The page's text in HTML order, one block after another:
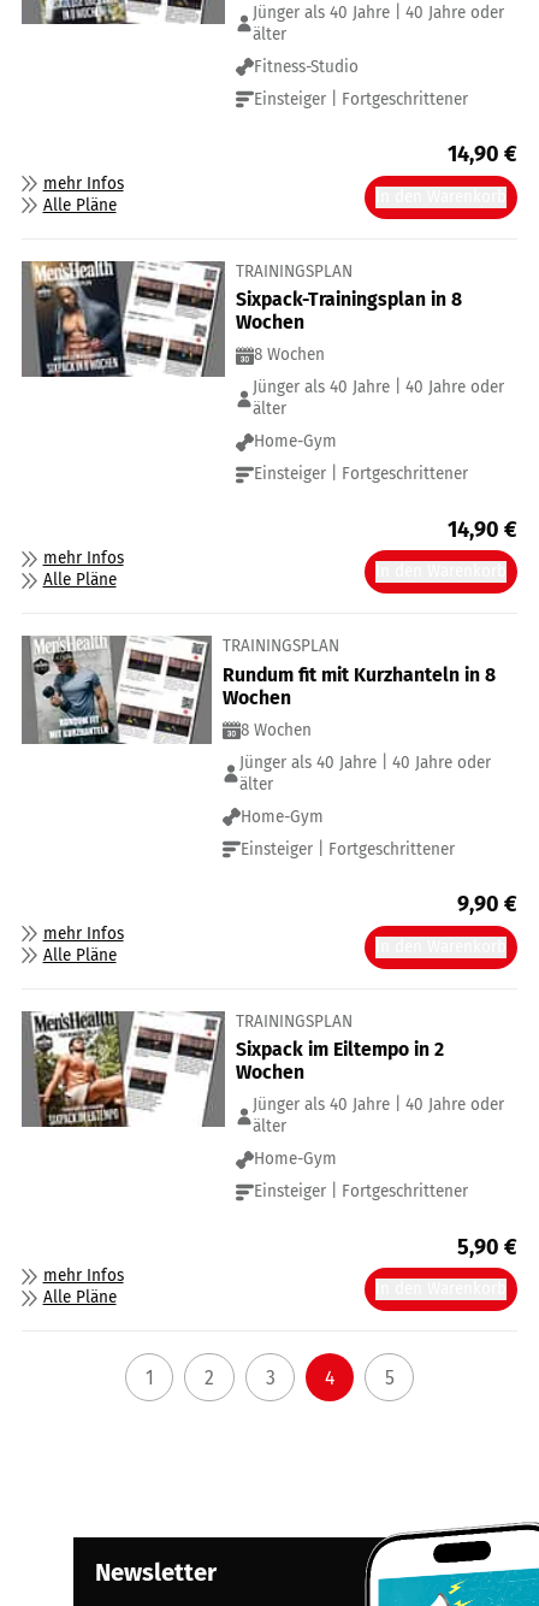
Jünger als 40 Jahre | 40 Jahre oder
älter
Fitness-Studio
Einsteiger | Fortgeschrittener
mehr Infos
Alle Pläne
14,90 €
TRAININGSPLAN
Sixpack-Trainingsplan in 8
Wochen
8 Wochen
Jünger als 40 Jahre | 40 Jahre oder
älter
Home-Gym
Einsteiger | Fortgeschrittener
mehr Infos
Alle Pläne
14,90 €
TRAININGSPLAN
Rundum fit mit Kurzhanteln in 8
Wochen
8 Wochen
Jünger als 40 Jahre | 40 Jahre oder
älter
Home-Gym
Einsteiger | Fortgeschrittener
mehr Infos
Alle Pläne
9,90 €
TRAININGSPLAN
Sixpack im Eiltempo in 2
Wochen
Jünger als 40 Jahre | 40 Jahre oder
älter
Home-Gym
Einsteiger | Fortgeschrittener
mehr Infos
Alle Pläne
5,90 €
1 2 3 4 5
Newsletter